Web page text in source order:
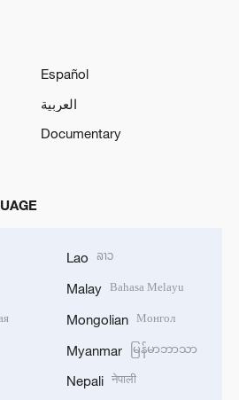
Español
العربية
Documentary
Lao ລາວ
Malay Bahasa Melayu
Mongolian Монгол
Myanmar မြန်မာဘာသာ
Nepali नेपाली